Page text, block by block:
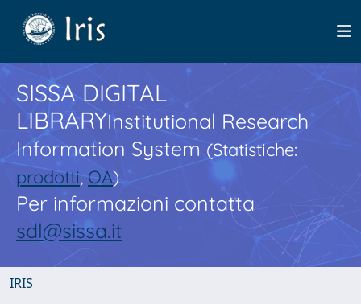
SISSA DIGITAL
LIBRARYInstitutional Research
Information System(Statistiche:
prodotti,OA)
Per informazioni contatta
sdl@sissa.it
IRIS